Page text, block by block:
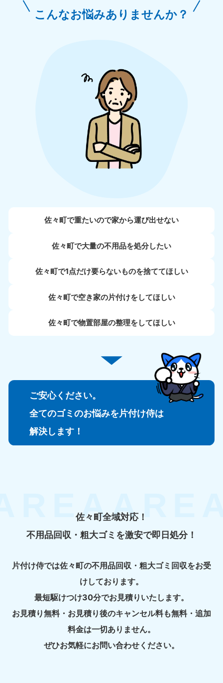
こんなお悩みありませんか？
佐々町で重たいので家から運び出せない
佐々町で大量の不用品を処分したい
佐々町で1点だけ要らないものを捨ててほしい
佐々町で空き家の片付けをしてほしい
佐々町で物置部屋の整理をしてほしい
ご安心ください。
全てのゴミのお悩みを片付け侍は
解決します！
佐々町全域対応！
不用品回収・粗大ゴミを激安で即日処分！
片付け侍では佐々町の不用品回収・粗大ゴミ回収をお受
けしております。
最短駆けつけ30分でお見積りいたします。
お見積り無料・お見積り後のキャンセル料も無料・追加
料金は一切ありません。
ぜひお気軽にお問い合わせください。